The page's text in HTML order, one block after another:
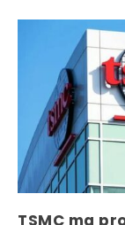
TSMC ma